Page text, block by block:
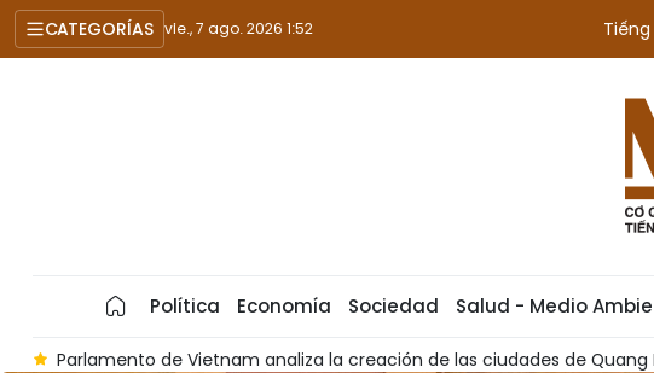
CATEGORÍAS vie., 7 ago. 2026 1:52 Tiếng
Política Economía Sociedad Salud - Medio
Parlamento vietnamita examina inversión en grandes proyectos de